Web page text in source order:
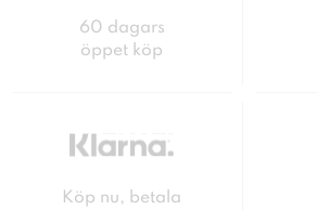
60 dagars
öppet köp
Köp nu, betala